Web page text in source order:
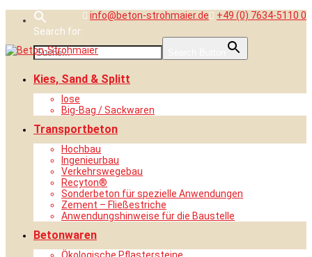
content
+49 (0) 7634-5110 0
info@beton-strohmaier.de
Search for:
Kies, Sand & Splitt
lose
Big-Bag / Sackwaren
Transportbeton
Hochbau
Ingenieurbau
Verkehrswegebau
Recyton®
Sonderbeton für spezielle Anwendungen
Zement – Fließestriche
Anwendungshinweise für die Baustelle
Betonwaren